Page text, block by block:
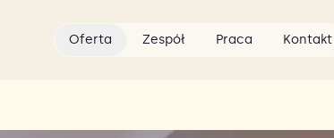
Oferta Zespół Praca Kontakt